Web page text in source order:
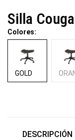
Silla
Colores:
GOLD
DESCRIPCIÓN